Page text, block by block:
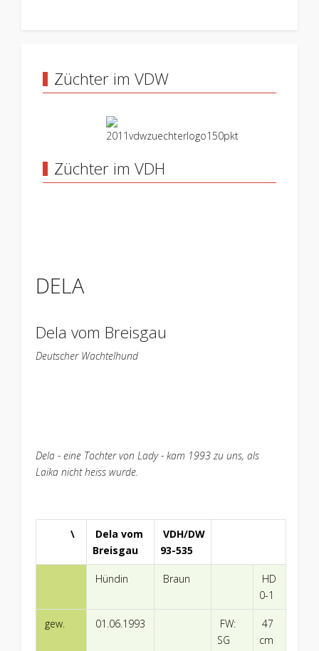
Züchter im VDW
Züchter im VDH
DELA
Dela vom Breisgau
Deutscher Wachtelhund
Dela - eine Tochter von Lady - kam 1993 zu uns, als
Laika nicht heiss wurde.
\
Dela vom
Breisgau
VDH/DW
93-535
Hündin Braun
HD
0-1
gew. 01.06.1993
FW:
SG
47
cm